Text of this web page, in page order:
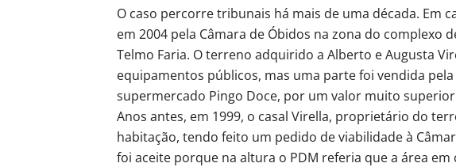
O caso percorre tribunais há mais de uma década. Em
em 2004 pela Câmara de Óbidos na zona do complexo
Telmo Faria. O terreno adquirido a Alberto e Augusta
equipamentos públicos, mas uma parte foi vendida
supermercado Pingo Doce, por um valor muito
Anos antes, em 1999, o casal Virella, proprietário do
habitação, tendo feito um pedido de viabilidade à
foi aceite porque na altura o PDM referia que a área em